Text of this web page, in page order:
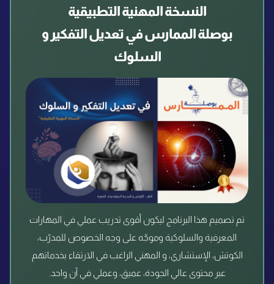
النسخة المهنية التطبيقية
بوصلة الممارس في تعديل التفكير و
السلوك
تم تصميم هذا البرنامج ليكون أقوى تدريب عملي في المهارات
المعرفية والسلوكية وموجّه على وجه الخصوص للمدرّب،
الكوتش، الإستشاري، و المهني الراغب في الارتقاء بخدماتهم
عبر محتوى عالي الجودة، عميق، وعملي في آن واحد.